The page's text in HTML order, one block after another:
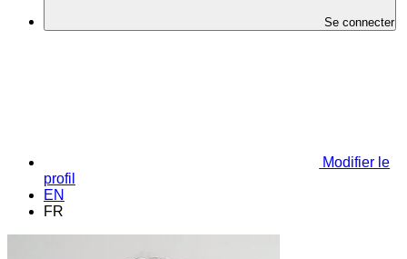
Se connecter
Modifier le
profil
EN
FR